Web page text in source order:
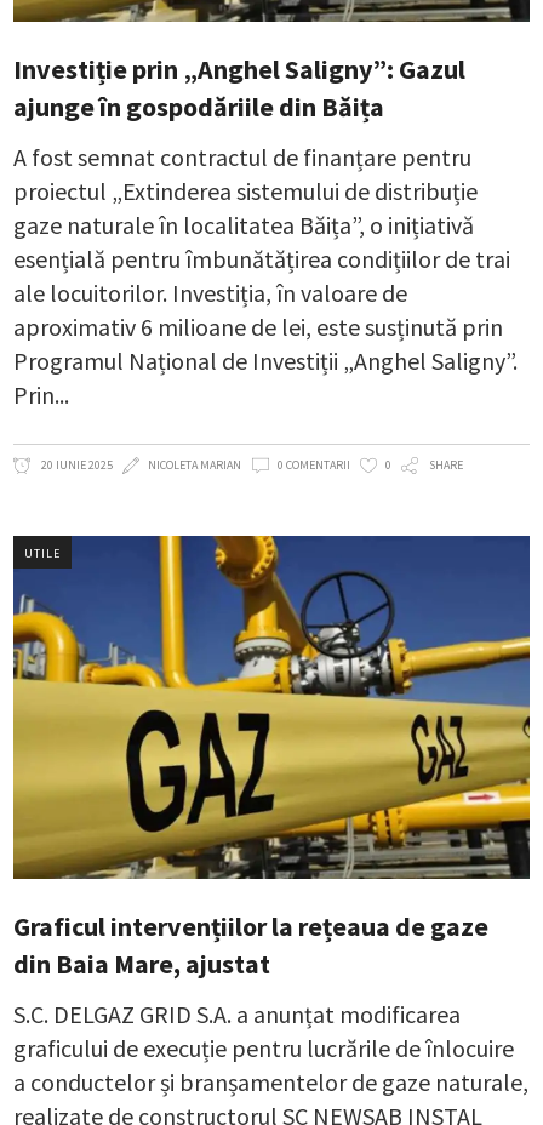
Investiție prin „Anghel Saligny”: Gazul
ajunge în gospodăriile din Băița
A fost semnat contractul de finanțare pentru
proiectul „Extinderea sistemului de distribuție
gaze naturale în localitatea Băița”, o inițiativă
esențială pentru îmbunătățirea condițiilor de trai
ale locuitorilor. Investiția, în valoare de
aproximativ 6 milioane de lei, este susținută prin
Programul Național de Investiții „Anghel Saligny”.
Prin
20 IUNIE 2025 NICOLETA MARIAN 0 COMENTARII 0 SHARE
UTILE
Graficul intervențiilor la rețeaua de gaze
din Baia Mare, ajustat
S.C. DELGAZ GRID S.A. a anunțat modificarea
graficului de execuție pentru lucrările de înlocuire
a conductelor și branșamentelor de gaze naturale,
realizate de constructorul SC NEWSAB INSTAL